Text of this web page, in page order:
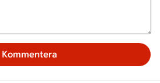
Kommentera